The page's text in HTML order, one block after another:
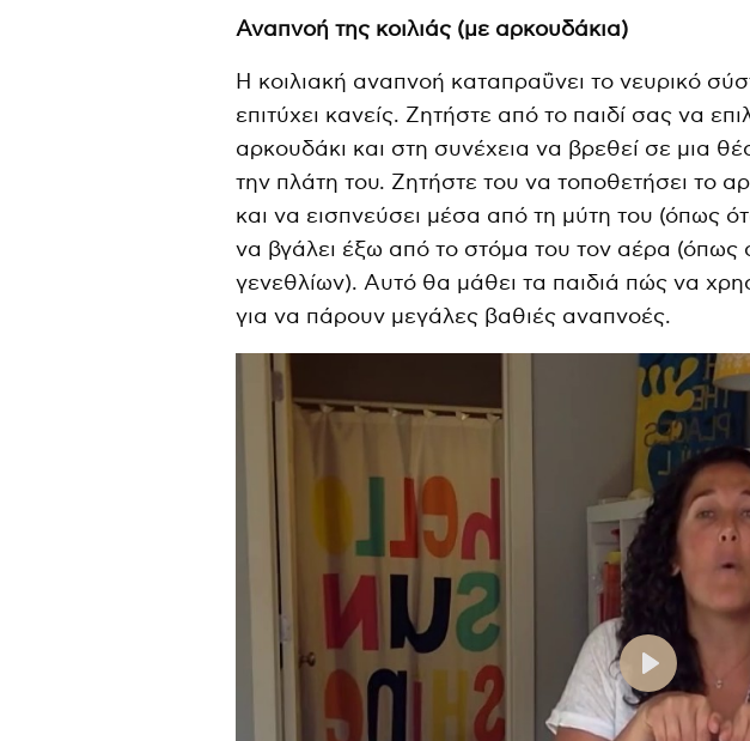
Αναπνοή της κοιλιάς (με αρκουδάκια)
Η κοιλιακή αναπνοή καταπραΰνει το νευρικό
επιτύχει κανείς. Ζητήστε από το παιδί σας να
αρκουδάκι και στη συνέχεια να βρεθεί σε μια
την πλάτη του. Ζητήστε του να τοποθετήσει το
και να εισπνεύσει μέσα από τη μύτη του (όπως
να βγάλει έξω από το στόμα του τον αέρα (όπως
γενεθλίων). Αυτό θα μάθει τα παιδιά πώς να
για να πάρουν μεγάλες βαθιές αναπνοές.
P
l